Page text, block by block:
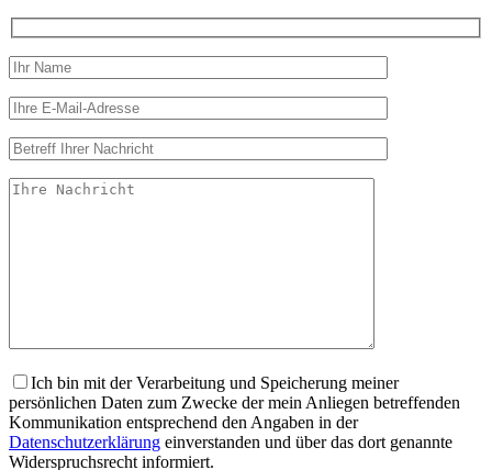
Ich bin mit der Verarbeitung und Speicherung meiner
persönlichen Daten zum Zwecke der mein Anliegen betreffenden
Kommunikation entsprechend den Angaben in der
Datenschutzerklärung einverstanden und über das dort genannte
Widerspruchsrecht informiert.